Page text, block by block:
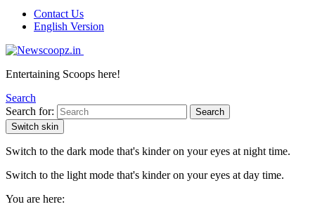
Contact Us
English Version
Entertaining Scoops here!
Search
Search for:
Search
Switch skin
Switch to the dark mode that's kinder on your eyes at night time.
Switch to the light mode that's kinder on your eyes at day time.
You are here: